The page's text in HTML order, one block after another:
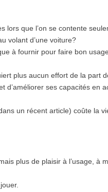
que l’on se contente
volant d’une voiture?
à fournir pour faire bon usage
plus aucun effort de la part
d’améliorer ses capacités en
un récent article) coûte la
plus de plaisir à l’usage, à